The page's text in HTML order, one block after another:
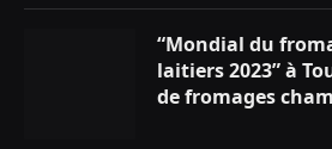
“Mondial du
laitiers 2023” à
de fromages